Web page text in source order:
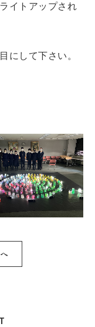
イトアップされ
にして下さい。